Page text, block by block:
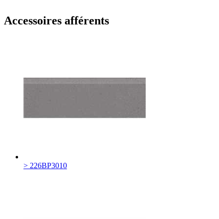
Accessoires afférents
> 226BP3010